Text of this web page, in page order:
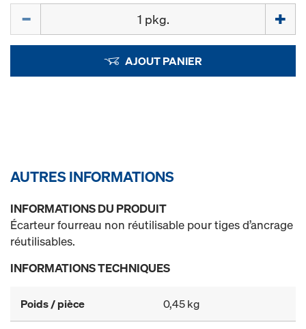
AJOUT PANIER
AUTRES INFORMATIONS
INFORMATIONS DU PRODUIT
Écarteur fourreau non réutilisable pour tiges d’ancrage
réutilisables.
INFORMATIONS TECHNIQUES
Poids / pièce 0,45 kg